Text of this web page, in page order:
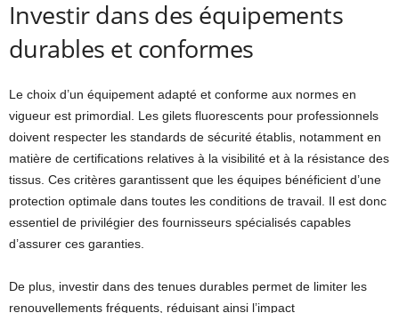
Investir dans des équipements
durables et conformes
Le choix d’un équipement adapté et conforme aux normes en
vigueur est primordial. Les gilets fluorescents pour professionnels
doivent respecter les standards de sécurité établis, notamment en
matière de certifications relatives à la visibilité et à la résistance des
tissus. Ces critères garantissent que les équipes bénéficient d’une
protection optimale dans toutes les conditions de travail. Il est donc
essentiel de privilégier des fournisseurs spécialisés capables
d’assurer ces garanties.
De plus, investir dans des tenues durables permet de limiter les
renouvellements fréquents, réduisant ainsi l’impact